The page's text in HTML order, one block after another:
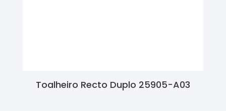
Toalheiro Recto Duplo 25905-A03